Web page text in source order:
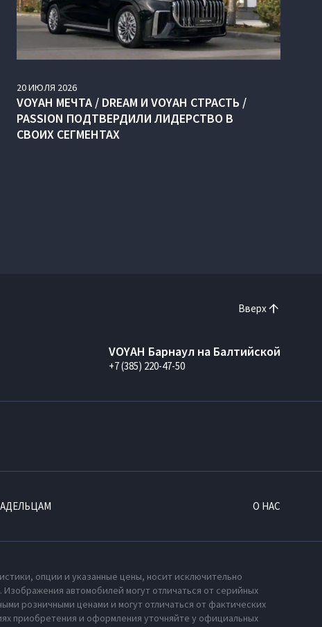
20ИЮЛЯ 2026
VOYAH МЕЧТА / DREAM И VOYAH СТРАСТЬ /
PASSION ПОДТВЕРДИЛИ ЛИДЕРСТВО В
СВОИХ СЕГМЕНТАХ
Вверх
VOYAH Барнаул на Балтийской
+7 (385) 220-47-50
О НАС
опции и указанные цены, носит исключительно
автомобилей могут отличаться от серийных
розничными ценами и могут отличаться от фактических
приобретения и оформления уточняйте у официальных